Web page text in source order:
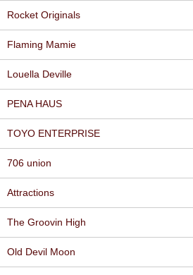
Rocket Originals
Flaming Mamie
Louella Deville
PENA HAUS
TOYO ENTERPRISE
706 union
Attractions
The Groovin High
Old Devil Moon